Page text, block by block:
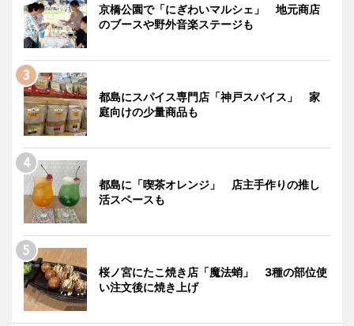
京橋公園で「にぎわいマルシェ」 地元商店
のブースや野外音楽ステージも
都島にスパイス専門店「神戸スパイス」 家
庭向けの少量商品も
都島に「喫茶オレンジ」 店主手作りの推し
活スペースも
桜ノ宮にたこ焼き店「魔法蛸」 3種の部位使
い注文後に焼き上げ